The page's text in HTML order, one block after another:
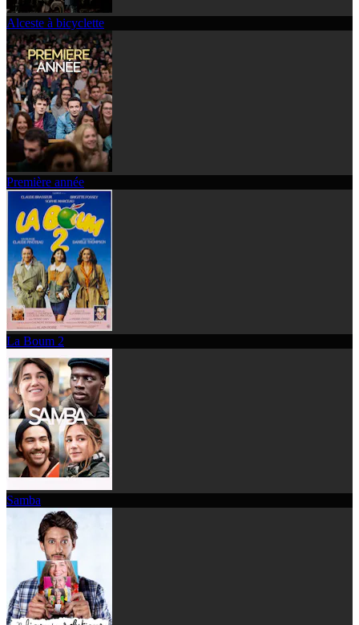
Alceste à bicyclette
Première année
La Boum 2
Samba